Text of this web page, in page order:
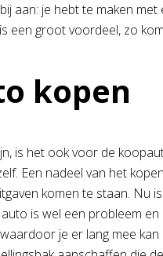
aan: je hebt te maken
groot voordeel, zo
kopen
is het ook voor de
Een nadeel van het
komen te staan. Nu
is wel een probleem
je er lang mee